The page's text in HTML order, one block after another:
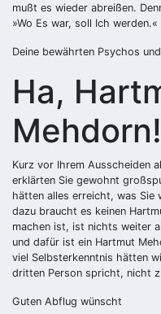
mußt es wieder abreißen.
»Wo Es war, soll Ich werden.«
Deine bewährten Psychos
Ha,
Mehdorn!
Kurz vor Ihrem Ausscheiden
erklärten Sie gewohnt
hätten alles erreicht, was Sie
dazu braucht es keinen
machen ist, ist nichts weiter
und dafür ist ein Hartmut
viel Selbsterkenntnis hätten
dritten Person spricht, nicht
Guten Abflug wünscht